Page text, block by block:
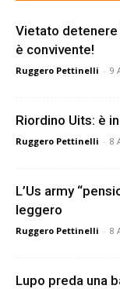
Vietato detenere
è convivente!
Ruggero Pettinelli - 9
Riordino Uits: è
Ruggero Pettinelli - 8
L’Us army
leggero
Ruggero Pettinelli - 8
Lupo preda una